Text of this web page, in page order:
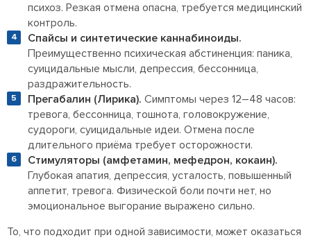
психоз. Резкая отмена опасна, требуется медицинский
контроль.
Спайсы и синтетические каннабиноиды.
Преимущественно психическая абстиненция: паника,
суицидальные мысли, депрессия, бессонница,
раздражительность.
Прегабалин (Лирика). Симптомы через 12–48 часов:
тревога, бессонница, тошнота, головокружение,
судороги, суицидальные идеи. Отмена после
длительного приёма требует осторожности.
Стимуляторы (амфетамин, мефедрон, кокаин).
Глубокая апатия, депрессия, усталость, повышенный
аппетит, тревога. Физической боли почти нет, но
эмоциональное выгорание выражено сильно.
То, что подходит при одной зависимости, может оказаться